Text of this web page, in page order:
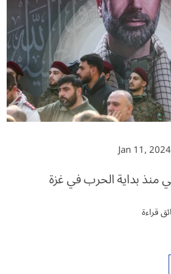
Jan 11, 2024
منذ بداية الحرب في غزة